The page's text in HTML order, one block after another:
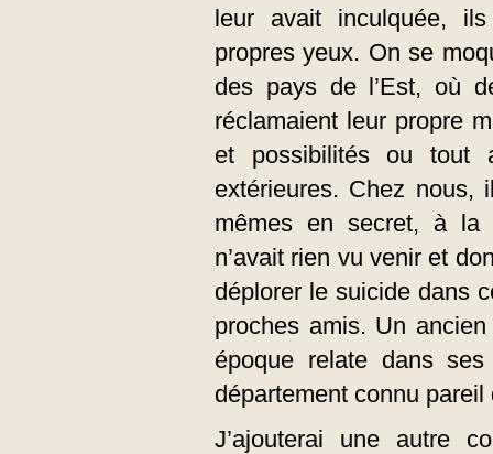
leur avait inculquée,
propres yeux. On se
des pays de l’Est, où
réclamaient leur propre
et possibilités ou tout
extérieures. Chez nous,
mêmes en secret, à la
n’avait rien vu venir et
déplorer le suicide dans
proches amis. Un
époque relate dans ses
département connu
J’ajouterai une autre